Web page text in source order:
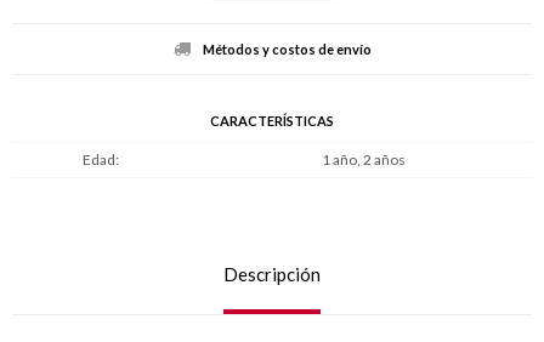
Métodos y costos de envío
CARACTERÍSTICAS
Edad 1 año, 2 años
Descripción